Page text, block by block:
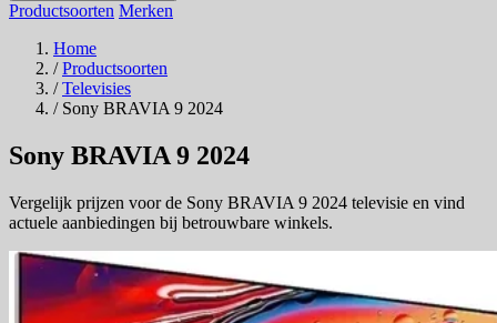
Productsoorten Merken
Home
/ Productsoorten
/ Televisies
/ Sony BRAVIA 9 2024
Sony BRAVIA 9 2024
Vergelijk prijzen voor de Sony BRAVIA 9 2024 televisie en vind
actuele aanbiedingen bij betrouwbare winkels.